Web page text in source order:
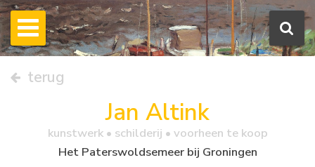
terug
Jan Altink
kunstwerk • schilderij • voorheen te koop
Het Paterswoldsemeer bij Groningen